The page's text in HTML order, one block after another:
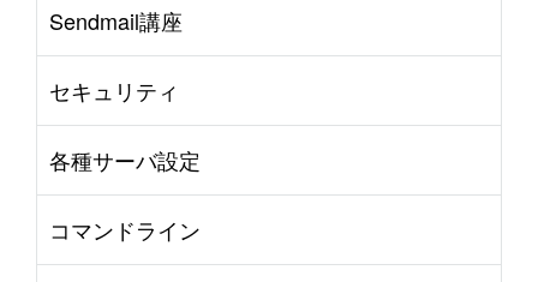
Sendmail講座
セキュリティ
各種サーバ設定
コマンドライン